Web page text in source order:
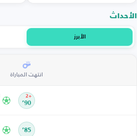
الأحداث
الأبرز
انتهت المباراة
90’
+2
85’